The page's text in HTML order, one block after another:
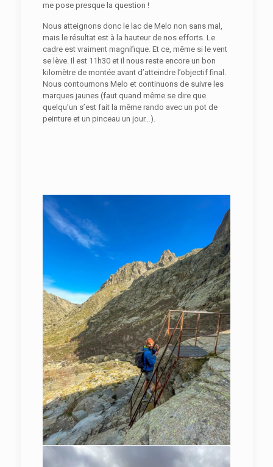
me pose presque la question !
Nous atteignons donc le lac de Melo non sans mal,
mais le résultat est à la hauteur de nos efforts. Le
cadre est vraiment magnifique. Et ce, même si le vent
se lève. Il est 11h30 et il nous reste encore un bon
kilomètre de montée avant d’atteindre l’objectif final.
Nous contournons Melo et continuons de suivre les
marques jaunes (faut quand même se dire que
quelqu’un s’est fait la même rando avec un pot de
peinture et un pinceau un jour…).